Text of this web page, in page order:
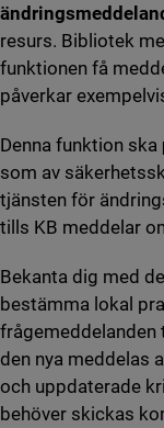
resurs. Bibliotek
funktionen få
påverkar
Denna funktion ska
som av
tjänsten för
tills KB meddelar
Bekanta dig med
bestämma lokal
frågemeddelanden
den nya meddelas
och uppdaterade
behöver skickas